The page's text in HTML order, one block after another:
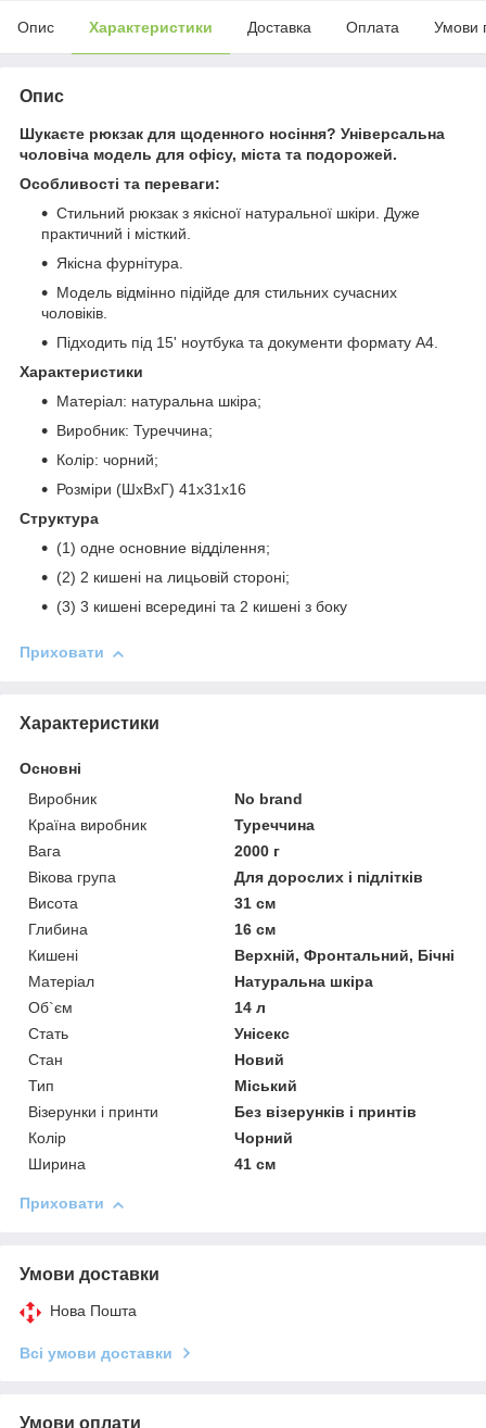
Опис Характеристики Доставка Оплата Умови
Опис
Шукаєте рюкзак для щоденного носіння? Універсальна
чоловіча модель для офісу, міста та подорожей.
Особливості та переваги:
Стильний рюкзак з якісної натуральної шкіри. Дуже
практичний і місткий.
Якісна фурнітура.
Модель відмінно підійде для стильних сучасних
чоловіків.
Підходить під 15' ноутбука та документи формату А4.
Характеристики
Матеріал: натуральна шкіра;
Виробник: Туреччина;
Колір: чорний;
Розміри (ШхВхГ) 41х31х16
Структура
(1) одне основние відділення;
(2) 2 кишені на лицьовій стороні;
(3) 3 кишені всередині та 2 кишені з боку
Приховати
Характеристики
Основні
Виробник
No brand
Країна виробник
Туреччина
Вага
2000 г
Вікова група
Для дорослих і підлітків
Висота
31 см
Глибина
16 см
Кишені
Верхній, Фронтальний, Бічні
Матеріал
Натуральна шкіра
Об`єм
14 л
Стать
Унісекс
Стан
Новий
Тип
Міський
Візерунки і принти
Без візерунків і принтів
Колір
Чорний
Ширина
41 см
Приховати
Умови доставки
Нова Пошта
Всі умови доставки
Умови оплати